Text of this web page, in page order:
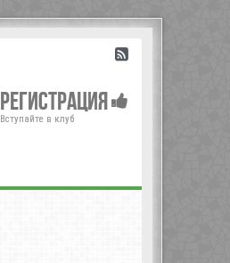
Регистрация
Вступайте в клуб